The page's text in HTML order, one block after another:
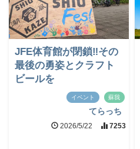
JFE体育館が閉鎖‼︎その
最後の勇姿とクラフト
ビールを
イベント 蘇我
てらっち
2026/5/22 7253